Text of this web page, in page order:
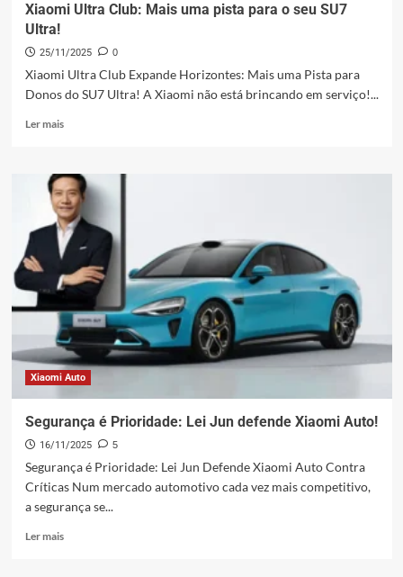
Xiaomi Ultra Club: Mais uma pista para o seu SU7
Ultra!
25/11/2025 0
Xiaomi Ultra Club Expande Horizontes: Mais uma Pista para
Donos do SU7 Ultra! A Xiaomi não está brincando em serviço!...
Ler maisLeia
Xiaomi
Ultra
Club:
Mais
uma
pista
para
o
seu
SU7
Ultra!
Xiaomi Auto
Segurança é Prioridade: Lei Jun defende Xiaomi Auto!
16/11/2025 5
Segurança é Prioridade: Lei Jun Defende Xiaomi Auto Contra
Críticas Num mercado automotivo cada vez mais competitivo,
a segurança se...
Ler maisLeia